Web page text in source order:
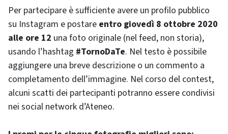
Per partecipare è sufficiente avere un profilo pubblico
su Instagram e postare entro giovedì 8 ottobre 2020
alle ore 12 una foto originale (nel feed, non storia),
usando l’hashtag #TornoDaTe. Nel testo è possibile
aggiungere una breve descrizione o un commento a
completamento dell’immagine. Nel corso del contest,
alcuni scatti dei partecipanti potranno essere condivisi
nei social network d’Ateneo.